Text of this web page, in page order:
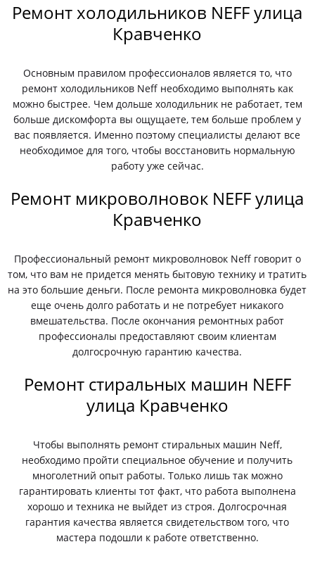
Ремонт холодильников NEFF улица
Кравченко
Основным правилом профессионалов является то, что
ремонт холодильников Neff необходимо выполнять как
можно быстрее. Чем дольше холодильник не работает, тем
больше дискомфорта вы ощущаете, тем больше проблем у
вас появляется. Именно поэтому специалисты делают все
необходимое для того, чтобы восстановить нормальную
работу уже сейчас.
Ремонт микроволновок NEFF улица
Кравченко
Профессиональный ремонт микроволновок Neff говорит о
том, что вам не придется менять бытовую технику и тратить
на это большие деньги. После ремонта микроволновка будет
еще очень долго работать и не потребует никакого
вмешательства. После окончания ремонтных работ
профессионалы предоставляют своим клиентам
долгосрочную гарантию качества.
Ремонт стиральных машин NEFF
улица Кравченко
Чтобы выполнять ремонт стиральных машин Neff,
необходимо пройти специальное обучение и получить
многолетний опыт работы. Только лишь так можно
гарантировать клиенты тот факт, что работа выполнена
хорошо и техника не выйдет из строя. Долгосрочная
гарантия качества является свидетельством того, что
мастера подошли к работе ответственно.